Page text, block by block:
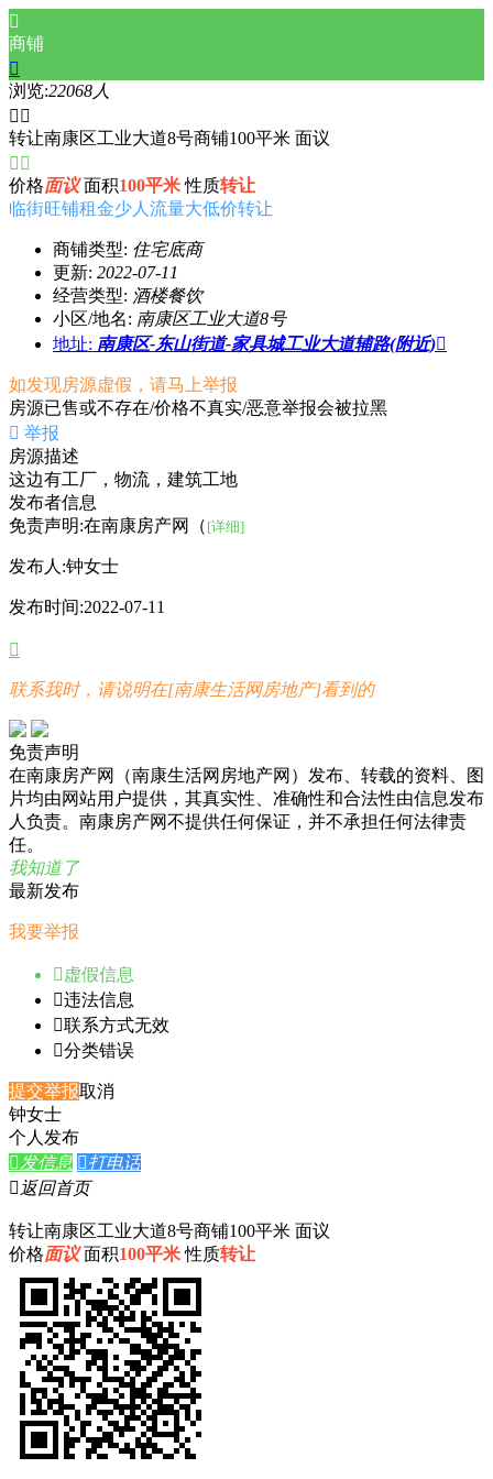

商铺

浏览:22068人
 
转让南康区工业大道8号商铺100平米 面议
 
价格面议 面积100平米 性质转让
临街旺铺租金少 人流量大低价转让
商铺类型: 住宅底商
更新: 2022-07-11
经营类型: 酒楼餐饮
小区/地名: 南康区工业大道8号
地址: 南康区-东山街道-家具城工业大道辅路(附近)
如发现房源虚假，请马上举报
房源已售或不存在/价格不真实/恶意举报会被拉黑
 举报
房源描述
这边有工厂，物流，建筑工地
发布者信息
免责声明:在南康房产网（ [详细]
发布人:钟女士
发布时间:2022-07-11

联系我时，请说明在[南康生活网房地产]看到的
免责声明
在南康房产网（南康生活网房地产网）发布、转载的资料、图
片均由网站用户提供，其真实性、准确性和合法性由信息发布
人负责。南康房产网不提供任何保证，并不承担任何法律责
任。
我知道了
最新发布
我要举报
 虚假信息
违法信息
联系方式无效
分类错误
提交举报取消
钟女士
个人发布
发信息 打电话
 返回首页
转让南康区工业大道8号商铺100平米 面议
价格面议 面积100平米 性质转让